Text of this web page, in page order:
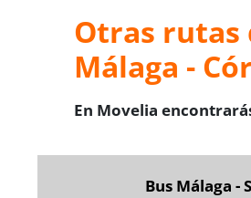
Otras rutas
Málaga -
En Movelia
Bus Málaga -